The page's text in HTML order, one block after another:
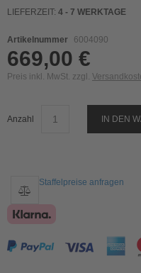
LIEFERZEIT: 4 - 7 WERKTAGE
Artikelnummer 6004090
669,00 €
Preis inkl. MwSt. zzgl.
Anzahl IN DEN
Staffelpreise anfragen
of
images
gallery